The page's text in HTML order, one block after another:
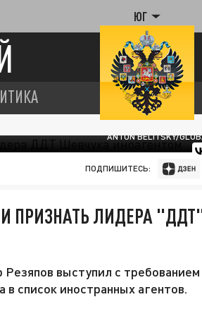
ЮГ
ANTON BELITSKY/
ПОДПИШИТЕСЬ:
ПРИЗНАТЬ ЛИДЕРА
выступил с
список иностранных агентов.